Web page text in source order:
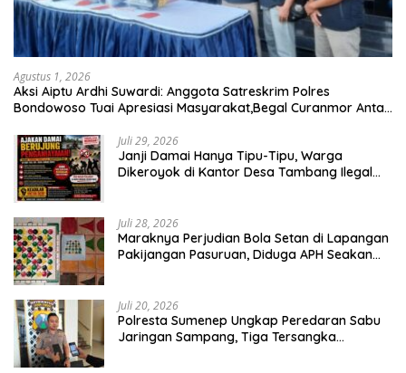
Agustus 1, 2026
Aksi Aiptu Ardhi Suwardi: Anggota Satreskrim Polres
Bondowoso Tuai Apresiasi Masyarakat,Begal Curanmor Antar
Juli 29, 2026
Janji Damai Hanya Tipu-Tipu, Warga
Dikeroyok di Kantor Desa Tambang Ilegal
Juli 28, 2026
Maraknya Perjudian Bola Setan di Lapangan
Pakijangan Pasuruan, Diduga APH Seakan
Juli 20, 2026
Polresta Sumenep Ungkap Peredaran Sabu
Jaringan Sampang, Tiga Tersangka